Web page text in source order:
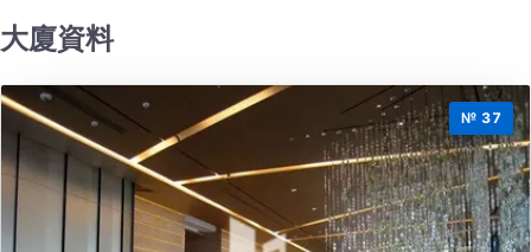
大廈資料
№ 37